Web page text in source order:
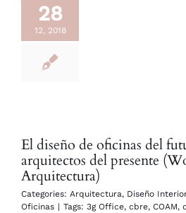
28
12, 2018
El diseño de oficinas del
arquitectos del presente
Arquitectura)
Categories: Arquitectura, Diseño
Oficinas | Tags: 3g Office, cbre, COAM,